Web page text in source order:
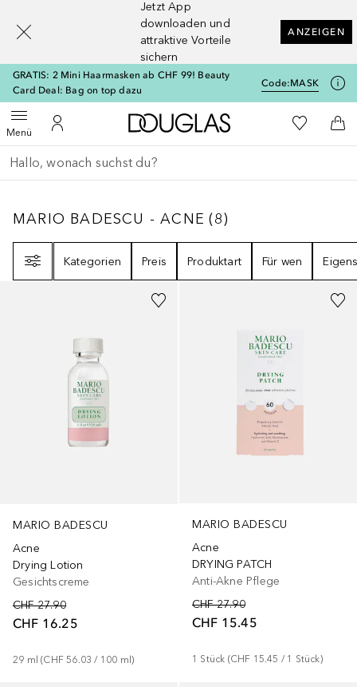
Jetzt App
downloaden und
attraktive Vorteile
sichern
ANZEIGEN
GRATIS: 2 Mini Haarmasken ab CHF 99! Beauty
Card Deal: Bag on top dazu
Code:MASK
MenüMenü öffnenZu Meinem Kundenkonto
Zur Douglas Startseite
Zu Meiner
Gehe zurück
Suche ausführen
MARIO BADESCU - ACNE8
MARIO BADESCU - ACNE (8)
Kategorien
Preis Produktart Für wen
MARIO BADESCU
Acne
Drying Lotion
Gesichtscreme
CHF 27.90
CHF 16.25
29 ml (CHF 56.03 / 100 ml)
MARIO BADESCU
Acne
DRYING PATCH
Anti-Akne Pflege
CHF 27.90
CHF 15.45
1 Stück (CHF 15.45 / 1 Stück)
[navigation.slideout.screenreader]